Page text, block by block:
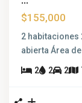
$155,000
2 habitaciones
abierta Área
2 2 2